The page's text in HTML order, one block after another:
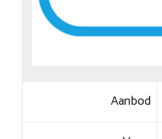
Aanbod